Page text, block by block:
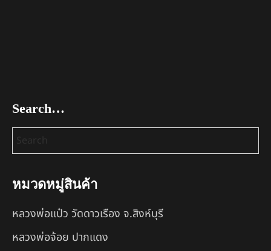
Search…
หมวดหมู่สินค้า
หลวงพ่อแป๋ว วัดดาวเรือง จ.สิงห์บุรี
หลวงพ่อจ้อย ปากแดง